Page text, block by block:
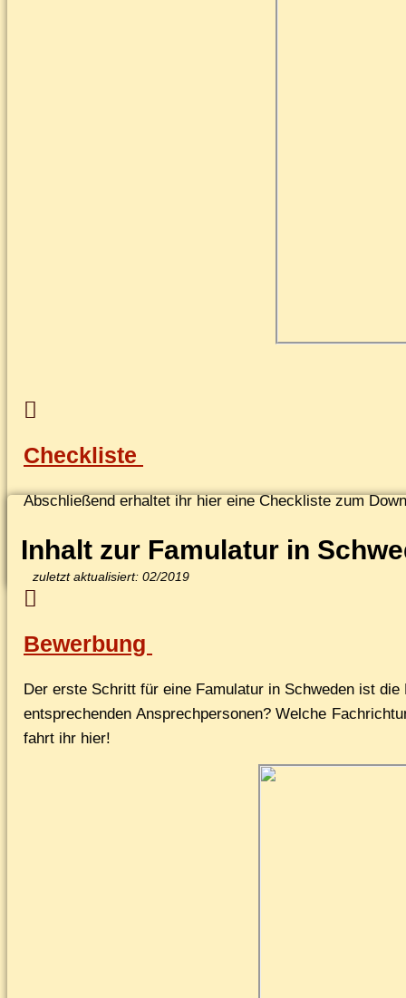
Checkliste
Ab­schlie­ßend er­hal­tet ihr hier ei­ne Check­lis­te zum
zu­letzt ak­tua­li­siert: 02/2019
In­halt zur Famu­la­tur in
Bewerbung
Der ers­te Schritt für ei­ne Famu­la­tur in Schwe­den ist
ent­spre­chen­den An­sprech­per­so­nen? Wel­che
fahrt ihr hier!